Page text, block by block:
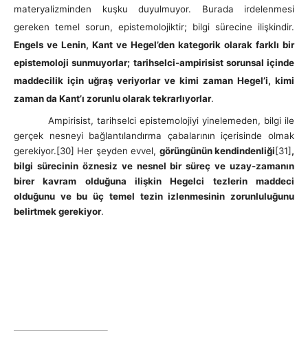
materyalizminden kuşku duyulmuyor. Burada irdelenmesi
gereken temel sorun, epistemolojiktir; bilgi sürecine ilişkindir.
Engels ve Lenin, Kant ve Hegel’den kategorik olarak farklı bir
epistemoloji sunmuyorlar; tarihselci-ampirisist sorunsal içinde
maddecilik için uğraş veriyorlar ve kimi zaman Hegel’i, kimi
zaman da Kant’ı zorunlu olarak tekrarlıyorlar.
Ampirisist, tarihselci epistemolojiyi yinelemeden, bilgi ile
gerçek nesneyi bağlantılandırma çabalarının içerisinde olmak
gerekiyor.[30] Her şeyden evvel, görüngünün kendindenliği[31] ,
bilgi sürecinin öznesiz ve nesnel bir süreç ve uzay-zamanın
birer kavram olduğuna ilişkin Hegelci tezlerin maddeci
olduğunu ve bu üç temel tezin izlenmesinin zorunluluğunu
belirtmek gerekiyor.